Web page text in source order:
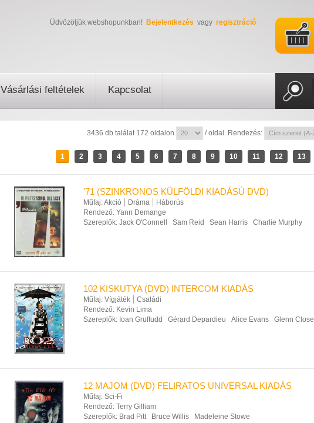
Üdvözöljük webshopunkban! Bejelentkezés vagy regisztráció
Vásárlási feltételek Kapcsolat
3436 db találat 172 oldalon / oldal. Rendezés:
1 2 3 4 5 6 7 8 9 10 11 12 13
'71 (SZINKRONOS KÜLFÖLDI KIADÁSÚ DVD)
Műfaj:Akció Dráma
Háborús
Rendező: Yann Demange
Szereplők: Jack O'Connell Sam Reid Sean Harris Charlie Murphy
102 KISKUTYA (DVD) INTERCOM KIADÁS
Műfaj: Vígjáték
Családi
Rendező: Kevin Lima
Szereplők: Ioan Gruffudd Gérard Depardieu Alice Evans Glenn Close
12 MAJOM (DVD) FELIRATOS UNIVERSAL KIADÁS
Műfaj: Sci-Fi
Rendező: Terry Gilliam
Szereplők: Brad Pitt Bruce Willis Madeleine Stowe